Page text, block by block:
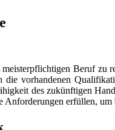
Beruf
vorhandenen
des zukünftigen
erfüllen,